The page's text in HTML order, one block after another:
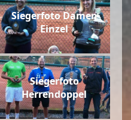
Siegerfoto Damen
Einzel
Siegerfoto
Herrendoppel